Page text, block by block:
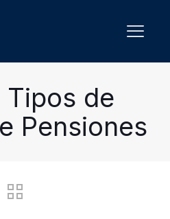
Tipos de
Pensiones